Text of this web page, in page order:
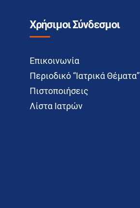
Χρήσιμοι Σύνδεσμοι
Επικοινωνία
Περιοδικό “Ιατρικά Θέματα”
Πιστοποιήσεις
Λίστα Ιατρών